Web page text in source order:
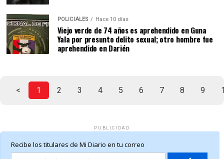
POLICIALES Hace 10 días
Viejo verde de 74 años es aprehendido en Guna
Yala por presunto delito sexual; otro hombre fue
aprehendido en Darién
< 1 2 3 4 5 6 7 8 9
PUBLICIDAD